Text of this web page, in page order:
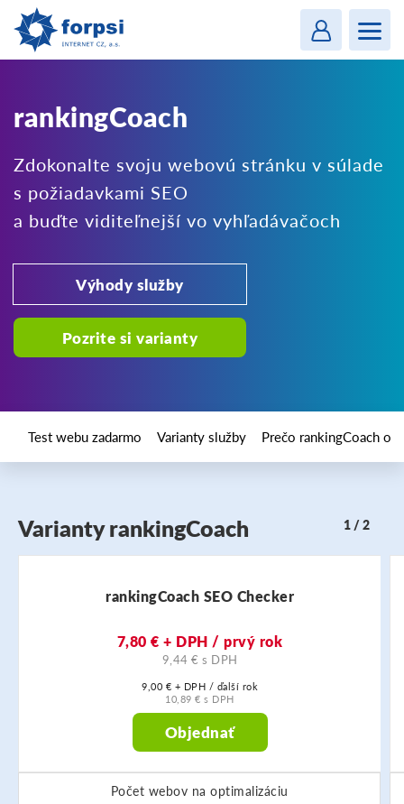
rankingCoach
Zdokonalte svoju webovú stránku v súlade
s požiadavkami SEO
a buďte viditeľnejší vo vyhľadávačoch
Výhody služby
Pozrite si varianty
Test webu zadarmo Varianty služby Prečo rankingCoach
Varianty rankingCoach 1 / 2
rankingCoach SEO Checker
7,80 € + DPH / prvý rok
9,44 € s DPH
9,00 € + DPH / ďalší rok
10,89 € s DPH
Objednať
Počet webov na optimalizáciu
MENU
Login